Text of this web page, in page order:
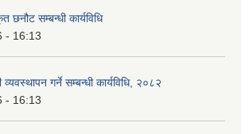
छनौट सम्बन्धी कार्यविधि
- 16:13
व्यवस्थापन गर्ने सम्बन्धी कार्यविधि, २०८२
- 16:13